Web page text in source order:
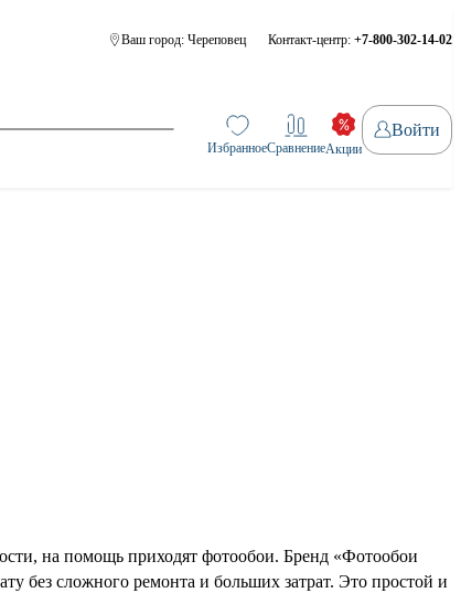
Ваш город: Череповец Контакт-центр: +7-800-302-14-02
ИзбранноеСравнениеАкции
Войти
на помощь приходят фотообои. Бренд «Фотообои
без сложного ремонта и больших затрат. Это простой и